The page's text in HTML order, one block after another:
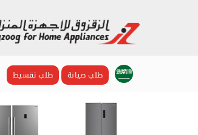
طلب صيانة طلب تقسيط